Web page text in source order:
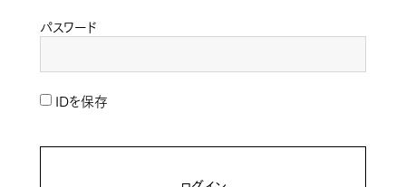
パスワード
IDを保存